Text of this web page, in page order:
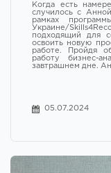
Когда есть
случилось с
рамках
Украине/
подходящий для
освоить новую
работе. Пройдя
работу бизнес-
завтрашнем дне.
05.07.2024